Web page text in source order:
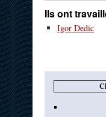
Ils ont
Igor Dedic